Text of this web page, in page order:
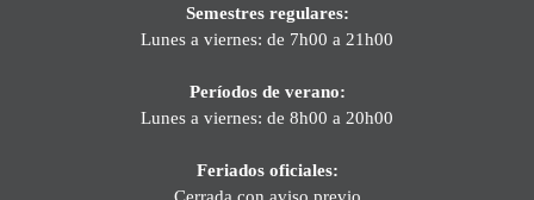
Semestres regulares:
Lunes a viernes: de 7h00 a 21h00
Períodos de verano:
Lunes a viernes: de 8h00 a 20h00
Feriados oficiales:
Cerrada con aviso previo